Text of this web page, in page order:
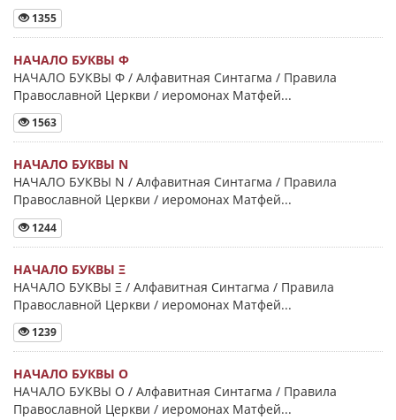
1355
НАЧАЛО БУКВЫ Φ
НАЧАЛО БУКВЫ Φ / Алфавитная Синтагма / Правила
Православной Церкви / иеромонах Матфей...
1563
НАЧАЛО БУКВЫ Ν
НАЧАЛО БУКВЫ Ν / Алфавитная Синтагма / Правила
Православной Церкви / иеромонах Матфей...
1244
НАЧАЛО БУКВЫ Ξ
НАЧАЛО БУКВЫ Ξ / Алфавитная Синтагма / Правила
Православной Церкви / иеромонах Матфей...
1239
НАЧАЛО БУКВЫ Ο
НАЧАЛО БУКВЫ Ο / Алфавитная Синтагма / Правила
Православной Церкви / иеромонах Матфей...